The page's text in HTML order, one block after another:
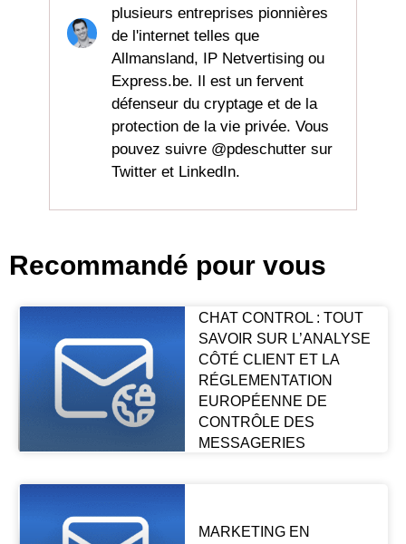
plusieurs entreprises pionnières
de l'internet telles que
Allmansland, IP Netvertising ou
Express.be. Il est un fervent
défenseur du cryptage et de la
protection de la vie privée. Vous
pouvez suivre @pdeschutter sur
Twitter et LinkedIn.
Recommandé pour vous
CHAT CONTROL : TOUT
SAVOIR SUR L’ANALYSE
CÔTÉ CLIENT ET LA
RÉGLEMENTATION
EUROPÉENNE DE
CONTRÔLE DES
MESSAGERIES
MARKETING EN